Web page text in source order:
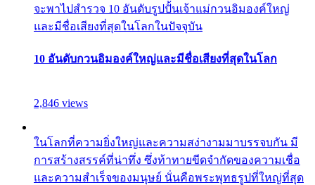
จะพาไปสำรวจ 10 อันดับรูปปั้นเจ้าแม่กวนอิมองค์ใหญ่
และมีชื่อเสียงที่สุดในโลกในปัจจุบัน
10 อันดับกวนอิมองค์ใหญ่และมีชื่อเสียงที่สุดในโลก
2,846 views
ในโลกที่ความยิ่งใหญ่และความสง่างามมาบรรจบกัน มี
การสร้างสรรค์ที่น่าทึ่ง ซึ่งท้าทายขีดจำกัดของความเชื่อ
และความสำเร็จของมนุษย์ นั่นคือพระพุทธรูปที่ใหญ่ที่สุด